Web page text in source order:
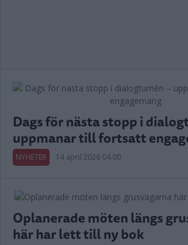
Dags för nästa stopp i
uppmanar till fortsatt
NYHETER 14 april 2026 04.00
Oplanerade möten längs
här har lett till ny bok